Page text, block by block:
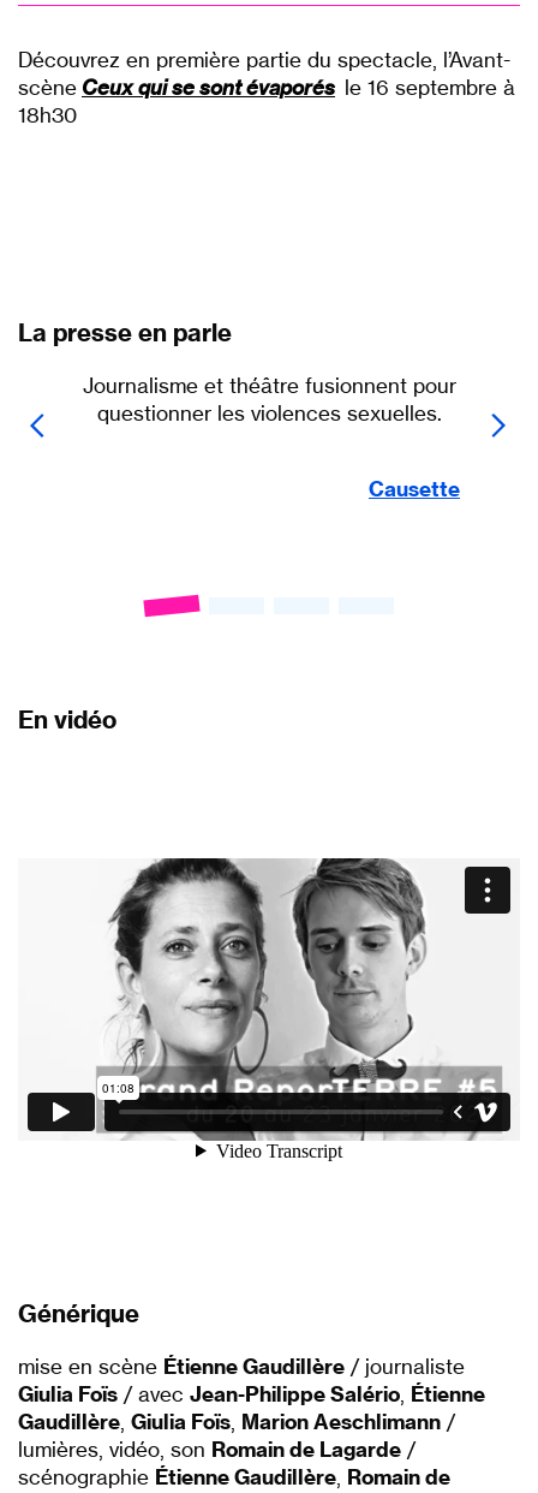
Découvrez en première partie du spectacle, l’Avant-
scène Ceux qui se sont évaporés le 16 septembre à
18h30
La presse en parle
Journalisme et théâtre fusionnent pour
questionner les violences sexuelles.
Causette
En vidéo
Générique
mise en scène Étienne Gaudillère / journaliste
Giulia Foïs / avec Jean-Philippe Salério, Étienne
Gaudillère, Giulia Foïs, Marion Aeschlimann /
lumières, vidéo, son Romain de Lagarde /
scénographie Étienne Gaudillère, Romain de